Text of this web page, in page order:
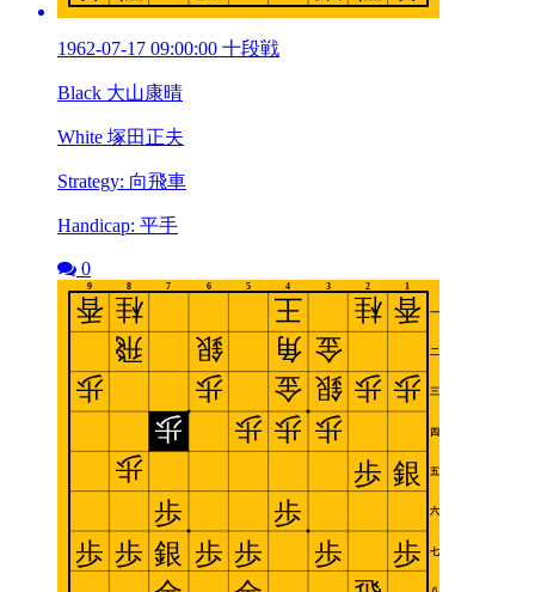
1962-07-17 09:00:00 十段戦
Black 大山康晴
White 塚田正夫
Strategy: 向飛車
Handicap: 平手
0